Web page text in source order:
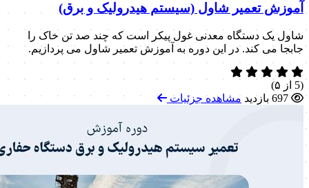
آموزش تعمیر شاول (سیستم هیدرولیک و برق)
شاول یک دستگاه معدنی غول پیکر است که چند صد تن خاک را
جابجا می کند. در این دوره به آموزش تعمیر شاول می پردازیم.
(5 از ۵)
697 بازدید
مشاهده جزئیات